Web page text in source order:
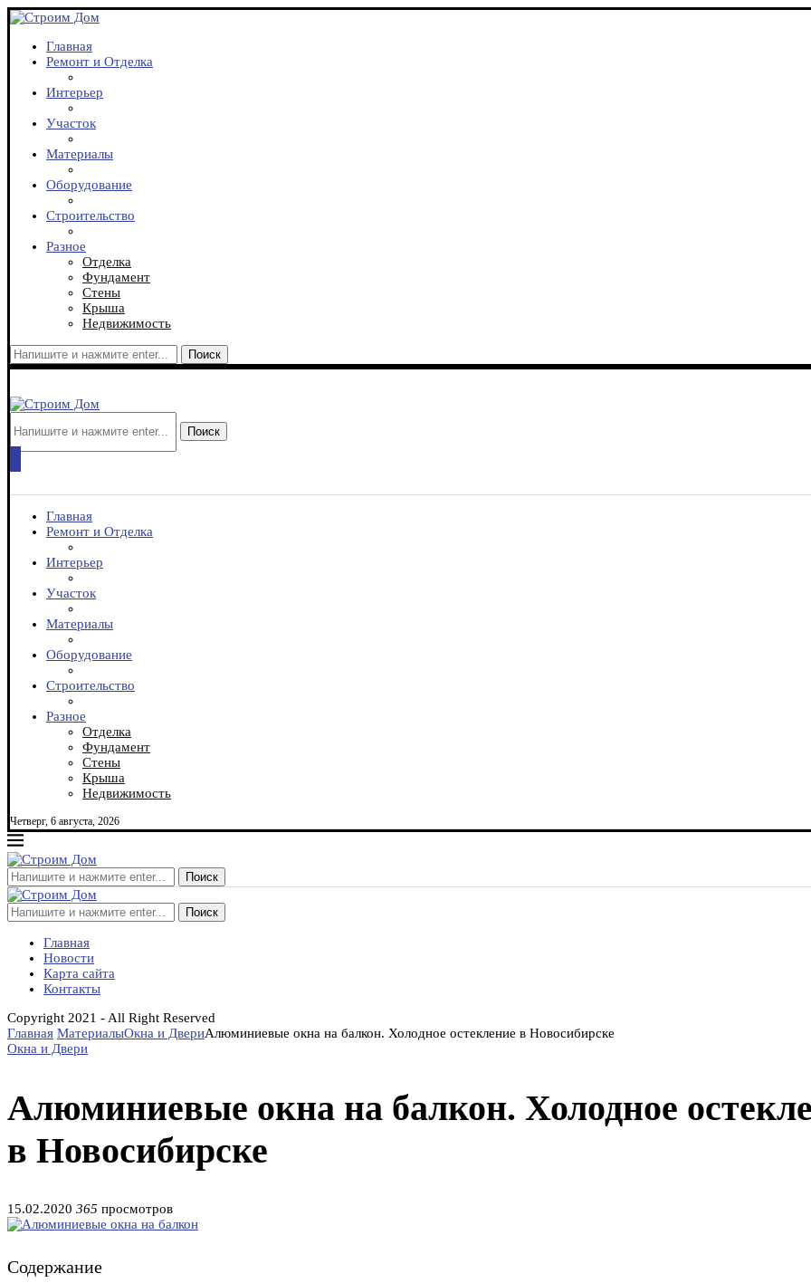
Главная
Ремонт и Отделка
Интерьер
Участок
Материалы
Оборудование
Строительство
Разное
Отделка
Фундамент
Стены
Крыша
Недвижимость
Поиск
Поиск
Главная
Ремонт и Отделка
Интерьер
Участок
Материалы
Оборудование
Строительство
Разное
Отделка
Фундамент
Стены
Крыша
Недвижимость
Четверг, 6 августа, 2026
Поиск
Поиск
Главная
Новости
Карта сайта
Контакты
Copyright 2021 - All Right Reserved
Главная МатериалыОкна и ДвериАлюминиевые окна на балкон. Холодное остекление в Новосибирске
Окна и Двери
Алюминиевые окна на балкон. Холодное
в Новосибирске
15.02.2020 365 просмотров
Содержание